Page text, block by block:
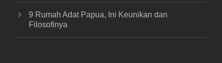
9 Rumah Adat Papua, Ini Keunikan dan
Filosofinya